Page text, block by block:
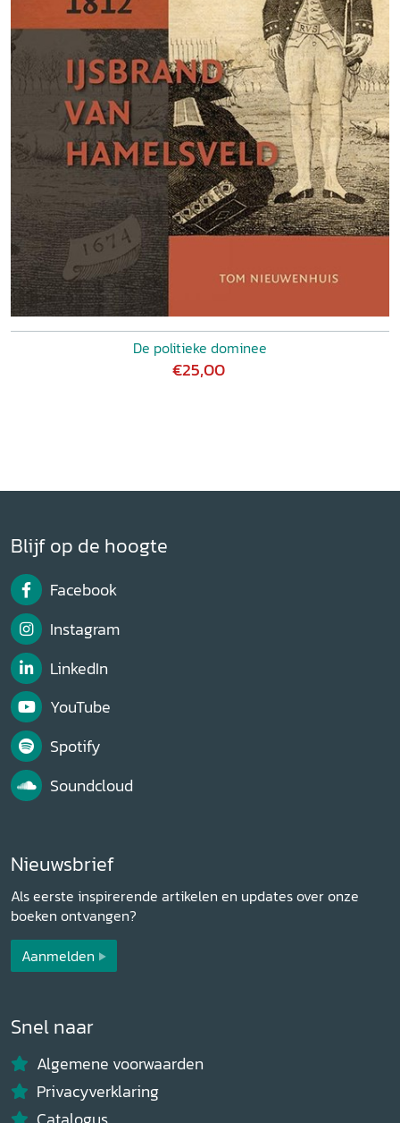
De politieke dominee
€25,00
Blijf op de hoogte
Facebook
Instagram
LinkedIn
YouTube
Spotify
Soundcloud
Nieuwsbrief
Als eerste inspirerende artikelen en updates over onze
boeken ontvangen?
Aanmelden
Snel naar
Algemene voorwaarden
Privacyverklaring